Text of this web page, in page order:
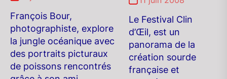
François Bour,
photographiste, explore
la jungle océanique avec
des portraits picturaux
de poissons rencontrés
Le Festival Clin
d’Œil, est un
panorama de la
création sourde
française et